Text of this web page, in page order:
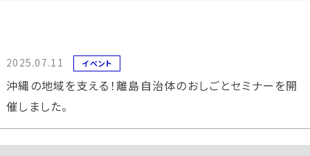
2025.07.11 イベント
沖縄の地域を支える！離島自治体のおしごとセミナーを開
催しました。